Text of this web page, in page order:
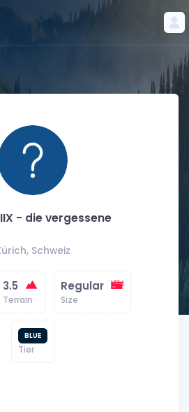
- die vergessene
Schweiz
3.5
Terrain
Regular
Size
BLUE
Tier